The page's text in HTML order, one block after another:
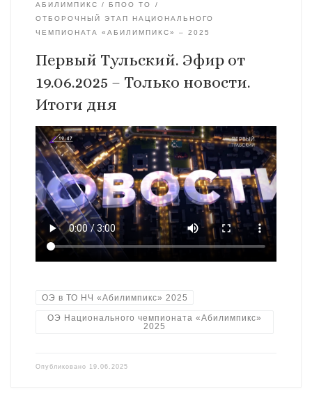
АБИЛИМПИКС
БПОО ТО
ОТБОРОЧНЫЙ ЭТАП НАЦИОНАЛЬНОГО
ЧЕМПИОНАТА «АБИЛИМПИКС» – 2025
Первый Тульский. Эфир от
19.06.2025 – Только новости.
Итоги дня
ОЭ в ТО НЧ «Абилимпикс» 2025
ОЭ Национального чемпионата «Абилимпикс»
2025
Опубликовано 19.06.2025